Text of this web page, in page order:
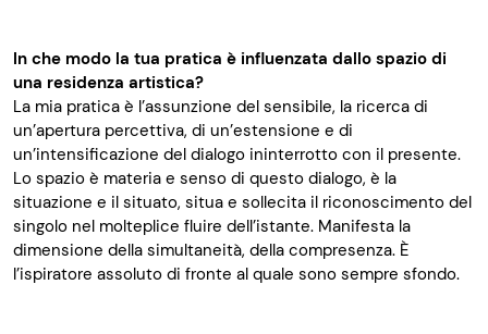
In che modo la tua pratica è influenzata dallo spazio di
una residenza artistica?
La mia pratica è l’assunzione del sensibile, la ricerca di
un’apertura percettiva, di un’estensione e di
un’intensificazione del dialogo ininterrotto con il presente.
Lo spazio è materia e senso di questo dialogo, è la
situazione e il situato, situa e sollecita il riconoscimento del
singolo nel molteplice fluire dell’istante. Manifesta la
dimensione della simultaneità, della compresenza. È
l’ispiratore assoluto di fronte al quale sono sempre sfondo.